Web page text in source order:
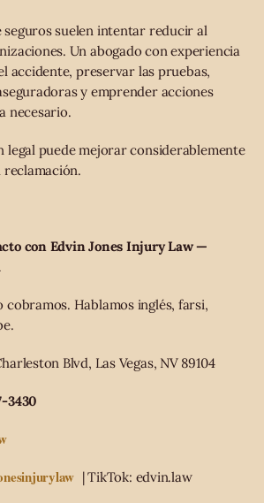
seguros suelen intentar reducir al
Un abogado con experiencia
accidente, preservar las pruebas,
y emprender acciones
necesario.
legal puede mejorar considerablemente
reclamación.
con Edvin Jones Injury Law —
cobramos. Hablamos inglés, farsi,
Blvd, Las Vegas, NV 89104
3430
| TikTok: edvin.law